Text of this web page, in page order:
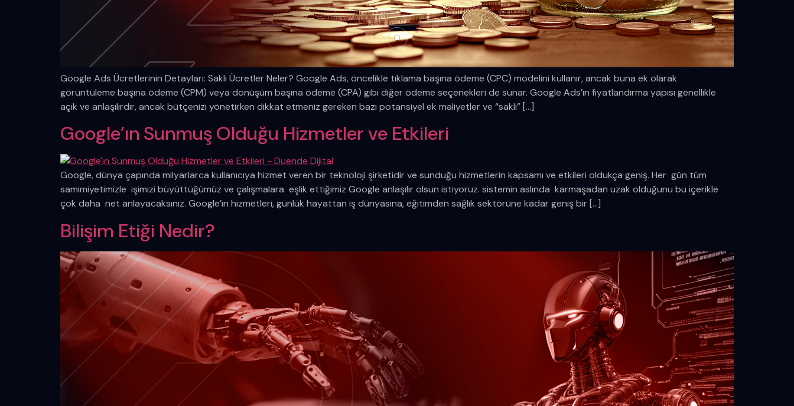
Google Ads Ücretlerinin Detayları: Saklı Ücretler Neler? Google Ads, öncelikle tıklama başına ödeme (CPC) modelini kullanır, ancak buna ek olarak
görüntüleme başına ödeme (CPM) veya dönüşüm başına ödeme (CPA) gibi diğer ödeme seçenekleri de sunar. Google Ads’ın fiyatlandırma yapısı genellikle
açık ve anlaşılırdır, ancak bütçenizi yönetirken dikkat etmeniz gereken bazı potansiyel ek maliyetler ve “saklı” […]
Google’ın Sunmuş Olduğu Hizmetler ve Etkileri
Google, dünya çapında milyarlarca kullanıcıya hizmet veren bir teknoloji şirketidir ve sunduğu hizmetlerin kapsamı ve etkileri oldukça geniş. Her gün tüm
samimiyetimizle işimizi büyüttüğümüz ve çalışmalara eşlik ettiğimiz Google anlaşılır olsun istiyoruz. sistemin aslında karmaşadan uzak olduğunu bu içerikle
çok daha net anlayacaksınız. Google’ın hizmetleri, günlük hayattan iş dünyasına, eğitimden sağlık sektörüne kadar geniş bir […]
Bilişim Etiği Nedir?